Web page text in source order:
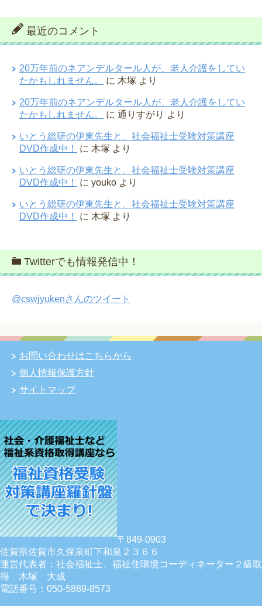
最近のコメント
20万年前のネアンデルタール人が、老人介護をしてい
たかもしれません。
に 木塚 より
20万年前のネアンデルタール人が、老人介護をしてい
たかもしれません。
に 通りすがり より
いとう総研の伊東先生と、社会福祉士受験対策講座
DVD作成中！
に 木塚 より
いとう総研の伊東先生と、社会福祉士受験対策講座
DVD作成中！
に youko より
いとう総研の伊東先生と、社会福祉士受験対策講座
DVD作成中！
に 木塚 より
Twitterでも情報発信中！
@cswjyukenさんのツイート
お問い合わせはこちらから
個人情報保護方針
サイトマップ
〒849-0903
佐賀県佐賀市久保泉町下和泉２３６６
運営代表者：社会福祉士、福祉住環境コーディネーター２級取
得 木塚 大成
電話番号：050-5889-8573